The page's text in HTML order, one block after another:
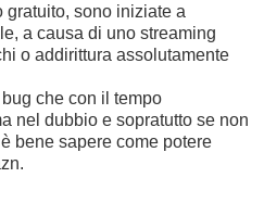
gratuito, sono iniziate a
a causa di uno streaming
o addirittura assolutamente
che con il tempo
nel dubbio e sopratutto se non
bene sapere come potere